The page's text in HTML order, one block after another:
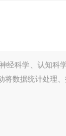
经科学、认知科
数据统计处理、